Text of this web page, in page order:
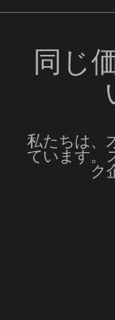
同じ
私たちは、
ています。
ク